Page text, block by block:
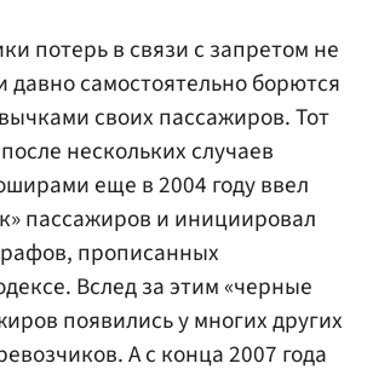
потерь в связи с запретом не
давно самостоятельно борются
своих пассажиров. Тот
нескольких случаев
еще в 2004 году ввел
пассажиров и инициировал
прописанных
Вслед за этим «черные
появились у многих других
А с конца 2007 года